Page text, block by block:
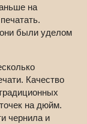
на
были уделом
Качество
на дюйм.
чернила и